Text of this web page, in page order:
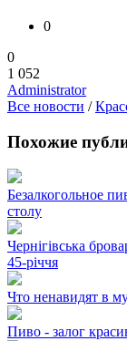
0
0
1 052
Administrator
Все новости /
Похожие
Безалкогольное
столу
Чернігівська
45-річчя
Что ненавидят в
Пиво - залог